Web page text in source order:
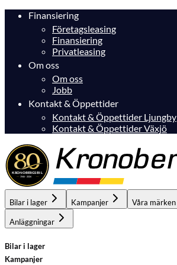
Finansiering
Företagsleasing
Finansiering
Privatleasing
Om oss
Om oss
Jobb
Kontakt & Öppettider
Kontakt & Öppettider Ljungby
Kontakt & Öppettider Växjö
Bilar i lager Kampanjer Våra märken
Anläggningar
Bilar i lager
Kampanjer